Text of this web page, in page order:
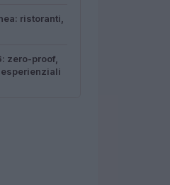
ristoranti,
zero-proof,